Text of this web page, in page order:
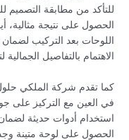
للتأكد من مطابقة التصميم
الحصول على نتيجة مثالية،
اللوحات بعد التركيب
الاهتمام بالتفاصيل الجمالية
كما تقدم شركة الملكي
في العين مع التركيز على
استخدام أدوات حديثة
الحصول على لوحة متينة